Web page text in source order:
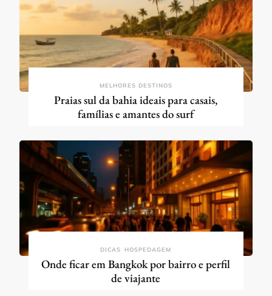
MELHORES DESTINOS
Praias sul da bahia ideais para casais,
famílias e amantes do surf
DICAS HOSPEDAGEM
Onde ficar em Bangkok por bairro e perfil
de viajante